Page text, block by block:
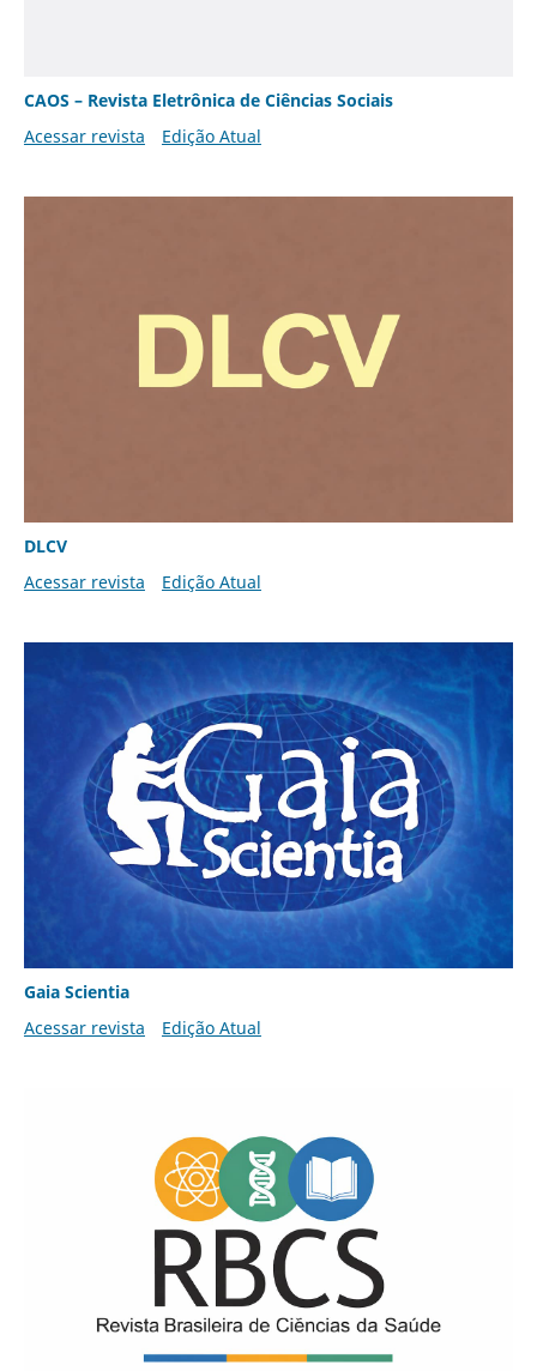
CAOS – Revista Eletrônica de Ciências Sociais
Acessar revista
Edição Atual
DLCV
Acessar revista
Edição Atual
Gaia Scientia
Acessar revista
Edição Atual